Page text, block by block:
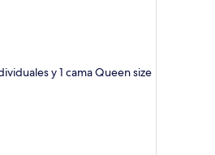
y 1 cama Queen size